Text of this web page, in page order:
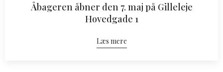
Åbageren åbner den 7. maj på Gilleleje
Hovedgade 1
Læs mere